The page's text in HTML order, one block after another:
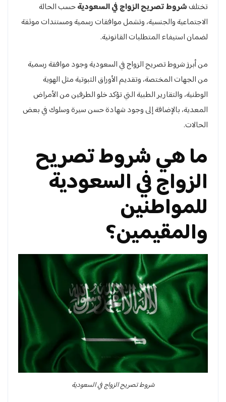
تختلفشروط تصريح الزواج في السعوديةحسب الحالة
الاجتماعية والجنسية، وتشمل موافقات رسمية ومستندات موثقة
لضمان استيفاء المتطلبات القانونية.
من أبرز شروط تصريح الزواج في السعودية وجود موافقة رسمية
من الجهات المختصة، وتقديم الأوراق الثبوتية مثل الهوية
الوطنية، والتقارير الطبية التي تؤكد خلو الطرفين من الأمراض
المعدية، بالإضافة إلى وجود شهادة حسن سيرة وسلوك في بعض
الحالات.
ما هي شروط تصريح
الزواج في السعودية
للمواطنين
والمقيمين؟
شروط تصريح الزواج في السعودية